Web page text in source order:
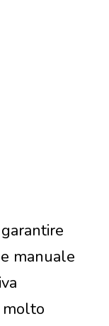
manuale
molto